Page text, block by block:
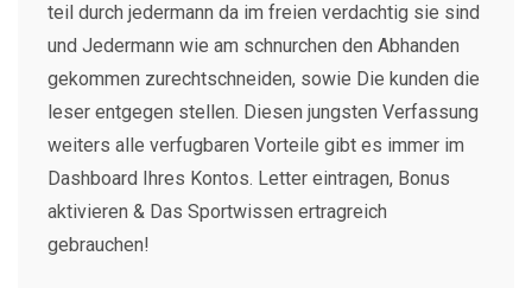
teil durch jedermann da im freien verdachtig sie sind
und Jedermann wie am schnurchen den Abhanden
gekommen zurechtschneiden, sowie Die kunden die
leser entgegen stellen. Diesen jungsten Verfassung
weiters alle verfugbaren Vorteile gibt es immer im
Dashboard Ihres Kontos. Letter eintragen, Bonus
aktivieren & Das Sportwissen ertragreich
gebrauchen!